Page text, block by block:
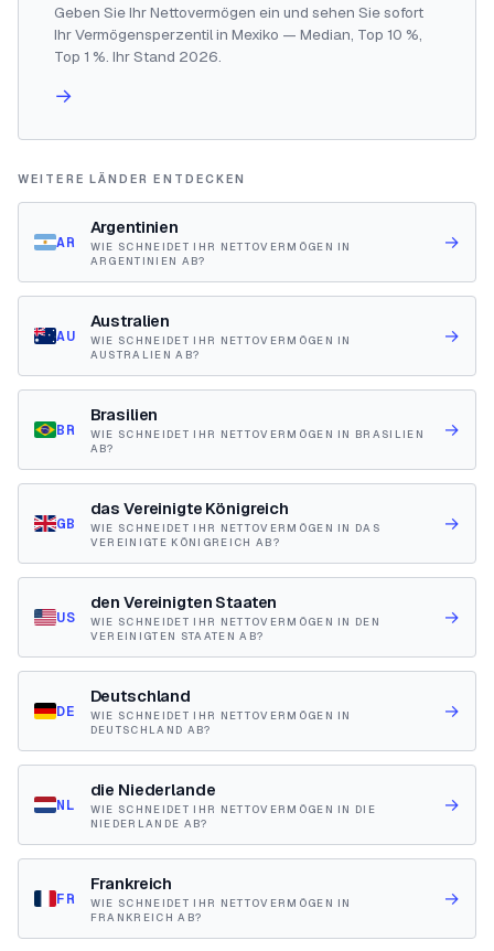
Geben Sie Ihr Nettovermögen ein und sehen Sie sofort
Ihr Vermögensperzentil in Mexiko — Median, Top 10 %,
Top 1 %. Ihr Stand 2026.
→
WEITERE LÄNDER ENTDECKEN
AR
Argentinien
WIE SCHNEIDET IHR NETTOVERMÖGEN IN
ARGENTINIEN AB?
→
AU
Australien
WIE SCHNEIDET IHR NETTOVERMÖGEN IN
AUSTRALIEN AB?
→
BR
Brasilien
WIE SCHNEIDET IHR NETTOVERMÖGEN IN BRASILIEN
AB?
→
GB
das Vereinigte Königreich
WIE SCHNEIDET IHR NETTOVERMÖGEN IN DAS
VEREINIGTE KÖNIGREICH AB?
→
US
den Vereinigten Staaten
WIE SCHNEIDET IHR NETTOVERMÖGEN IN DEN
VEREINIGTEN STAATEN AB?
→
DE
Deutschland
WIE SCHNEIDET IHR NETTOVERMÖGEN IN
DEUTSCHLAND AB?
→
NL
die Niederlande
WIE SCHNEIDET IHR NETTOVERMÖGEN IN DIE
NIEDERLANDE AB?
→
FR
Frankreich
WIE SCHNEIDET IHR NETTOVERMÖGEN IN
FRANKREICH AB?
→